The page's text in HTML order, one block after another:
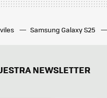
Samsung Galaxy S25
NEWSLETTER